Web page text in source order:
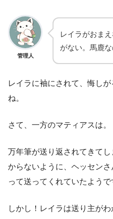
管理人
レイラがおま
がない。馬鹿な
レイラに袖にされて、悔し
ね。
さて、一方のマティアスは。
万年筆が送り返されてきて
からないように、ヘッセン
って送ってくれていたようで
しかし！レイラは送り主が